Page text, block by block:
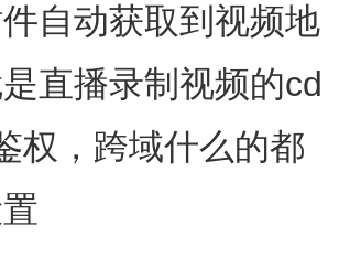
件自动获取到视频地
直播录制视频的cd
权，跨域什么的都